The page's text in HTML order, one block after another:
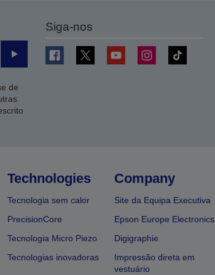
Enviar
de
Siga-nos
Technologies
Tecnologia sem calor
PrecisionCore
Tecnologia Micro Piezo
Tecnologias inovadoras
Company
Site da Equipa Executiva
Epson Europe Electronics
Digigraphie
Impressão direta em
vestuário